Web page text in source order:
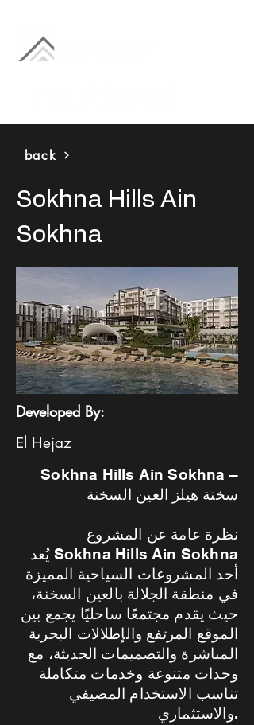
back
Sokhna Hills Ain
Sokhna
Developed By:
El Hejaz
Sokhna Hills Ain Sokhna –
سخنة هيلز العين السخنة
نظرة عامة عن المشروع
يُعد Sokhna Hills Ain Sokhna
أحد المشروعات السياحية المميزة
في منطقة الجلالة بالعين السخنة،
حيث يقدم مجتمعًا ساحليًا يجمع بين
الموقع المرتفع والإطلالات البحرية
المباشرة والتصميمات الحديثة، مع
وحدات متنوعة وخدمات متكاملة
تناسب الاستخدام المصيفي
والاستثماري.